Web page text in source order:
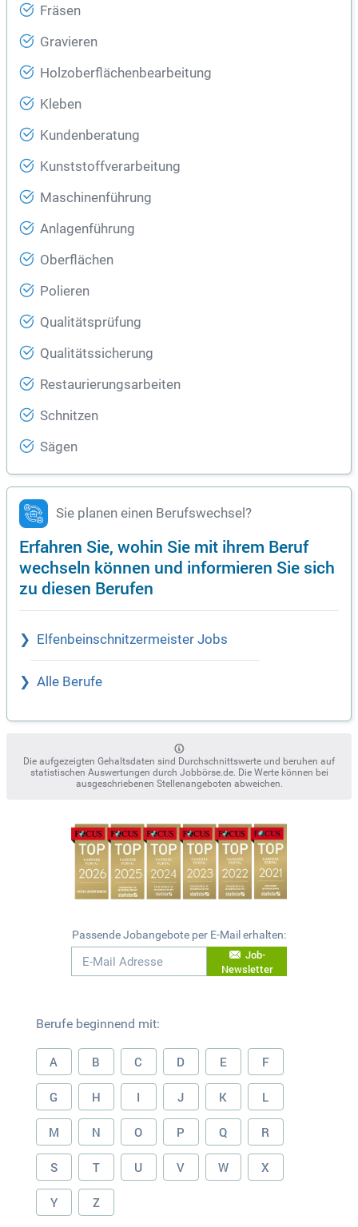
Fräsen
Gravieren
Holzoberflächenbearbeitung
Kleben
Kundenberatung
Kunststoffverarbeitung
Maschinenführung
Anlagenführung
Oberflächen
Polieren
Qualitätsprüfung
Qualitätssicherung
Restaurierungsarbeiten
Schnitzen
Sägen
Sie planen einen Berufswechsel?
Erfahren Sie, wohin Sie mit ihrem Beruf
wechseln können und informieren Sie sich
zu diesen Berufen
Elfenbeinschnitzermeister Jobs
Alle Berufe
Die aufgezeigten Gehaltsdaten sind Durchschnittswerte und beruhen auf
statistischen Auswertungen durch Jobbörse.de. Die Werte können bei
ausgeschriebenen Stellenangeboten abweichen.
Passende Jobangebote per E-Mail erhalten:
Job-
Newsletter
Berufe beginnend mit:
A B C D E F
G H I J K L
M N O P Q R
S T U V W X
Y Z